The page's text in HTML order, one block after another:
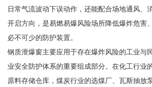
日常气流波动下误动作，还能配合场地通风、
开启方向，是易燃易爆风险场所降低爆炸危害
必不可少的防护装置。
钢质泄爆窗主要应用于存在爆炸风险的工业与
业安全防护体系的重要组成部分。在化工行业
原料存储仓库，煤炭行业的选煤厂、瓦斯抽放